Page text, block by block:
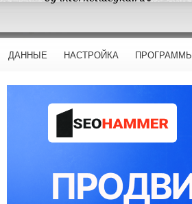
ДАННЫЕ НАСТРОЙКА ПРОГРАММЫ